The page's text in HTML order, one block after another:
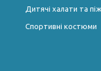
Дитячі халати та
Спортивні костюми